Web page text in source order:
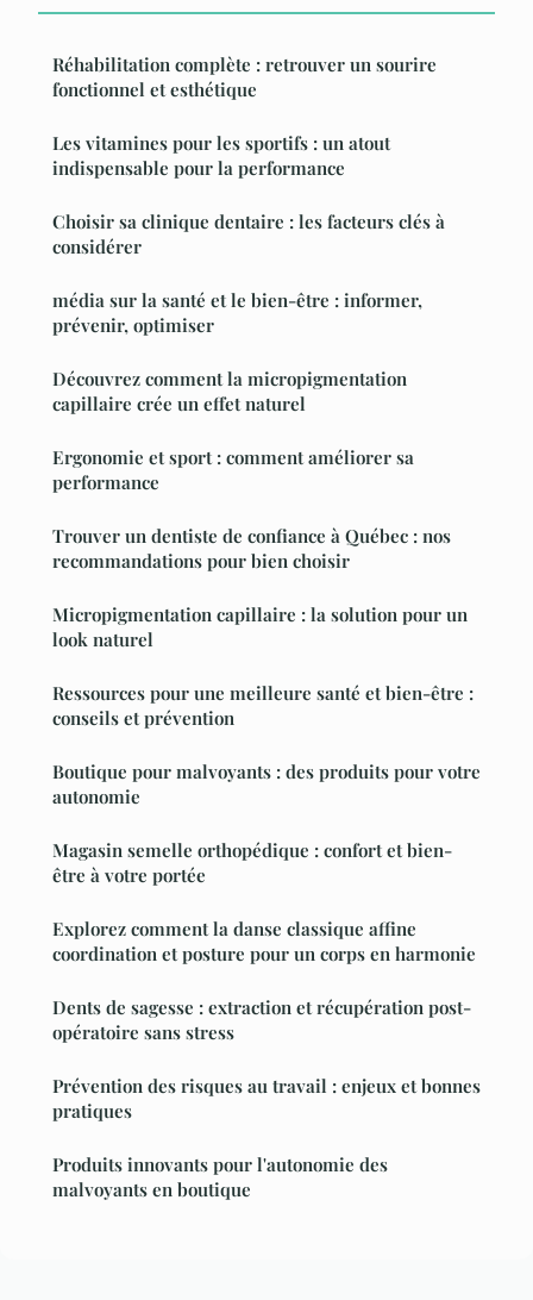
Réhabilitation complète : retrouver un sourire
fonctionnel et esthétique
Les vitamines pour les sportifs : un atout
indispensable pour la performance
Choisir sa clinique dentaire : les facteurs clés à
considérer
média sur la santé et le bien-être : informer,
prévenir, optimiser
Découvrez comment la micropigmentation
capillaire crée un effet naturel
Ergonomie et sport : comment améliorer sa
performance
Trouver un dentiste de confiance à Québec : nos
recommandations pour bien choisir
Micropigmentation capillaire : la solution pour un
look naturel
Ressources pour une meilleure santé et bien-être :
conseils et prévention
Boutique pour malvoyants : des produits pour votre
autonomie
Magasin semelle orthopédique : confort et bien-
être à votre portée
Explorez comment la danse classique affine
coordination et posture pour un corps en harmonie
Dents de sagesse : extraction et récupération post-
opératoire sans stress
Prévention des risques au travail : enjeux et bonnes
pratiques
Produits innovants pour l'autonomie des
malvoyants en boutique